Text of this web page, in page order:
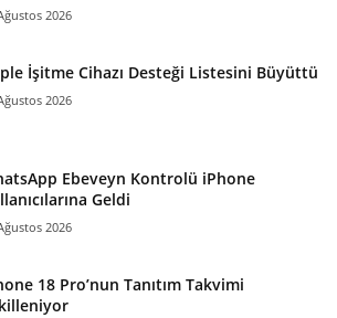
2026
İşitme Cihazı Desteği Listesini Büyüttü
2026
Ebeveyn Kontrolü iPhone
Geldi
2026
18 Pro’nun Tanıtım Takvimi